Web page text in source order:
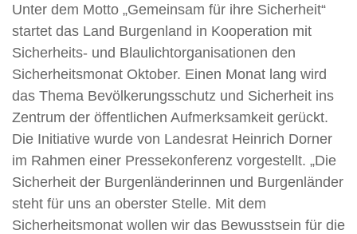
Unter dem Motto „Gemeinsam für ihre Sicherheit“
startet das Land Burgenland in Kooperation mit
Sicherheits- und Blaulichtorganisationen den
Sicherheitsmonat Oktober. Einen Monat lang wird
das Thema Bevölkerungsschutz und Sicherheit ins
Zentrum der öffentlichen Aufmerksamkeit gerückt.
Die Initiative wurde von Landesrat Heinrich Dorner
im Rahmen einer Pressekonferenz vorgestellt. „Die
Sicherheit der Burgenländerinnen und Burgenländer
steht für uns an oberster Stelle. Mit dem
Sicherheitsmonat wollen wir das Bewusstsein für die